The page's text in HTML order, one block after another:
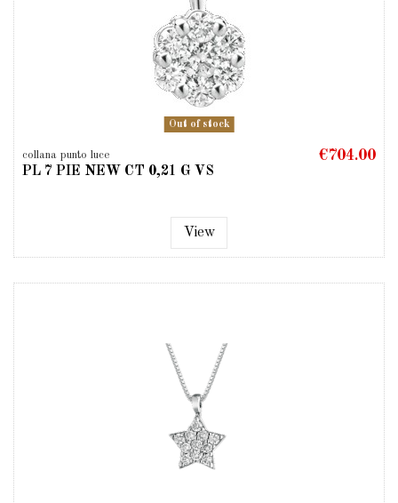
Out of stock
collana punto luce
PL 7 PIE NEW CT 0,21 G VS
€704.00
View